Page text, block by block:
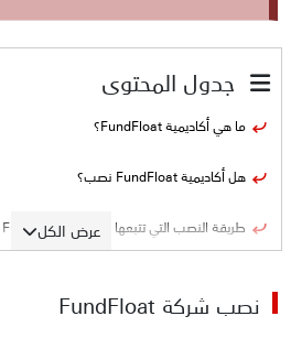
جدول المحتوى
عرض الكل
ما هي أكاديمية FundFloat؟
هل أكاديمية FundFloat نصب؟
طريقة النصب التي تتبعها أكاديمية FundFloat
نصب شركة FundFloat